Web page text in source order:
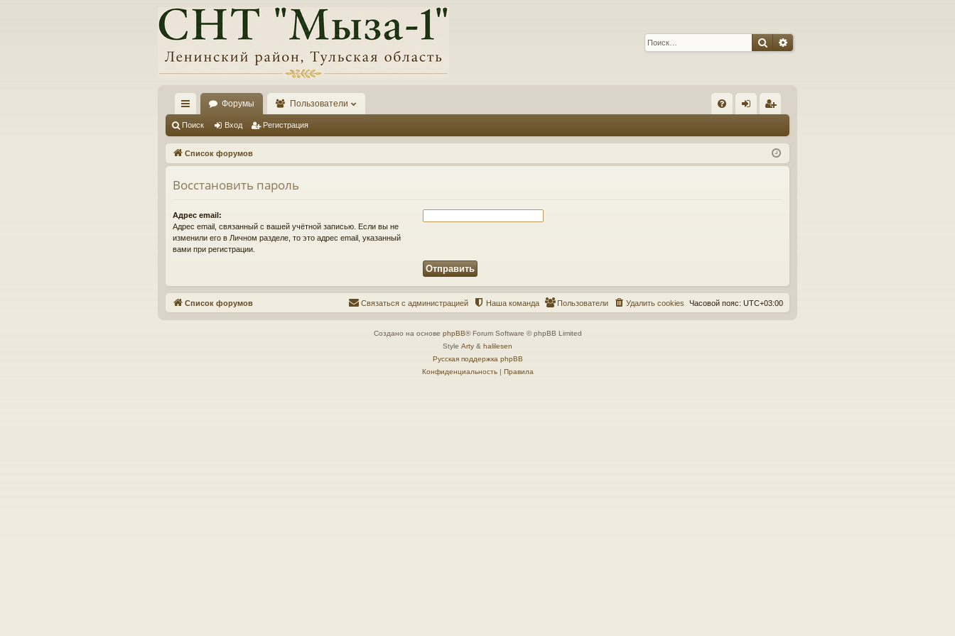
ПоискРасширенный поиск
с
ы
лк
и
Форумы Пользователи
Q д ис
тр
Поиск Вход Регистрация
Список форумов
Восстановить пароль
Адрес email:
Адрес email, связанный с вашей учётной записью. Если вы не
изменили его в Личном разделе, то это адрес email, указанный
вами при регистрации.
Список форумов Часовой пояс: UTC+03:00
Удалить cookies
Пользователи
Наша команда
Связаться с администрацией
Создано на основе phpBB® Forum Software © phpBB Limited
Style Arty & halilesen
Русская поддержка phpBB
Конфиденциальность| Правила